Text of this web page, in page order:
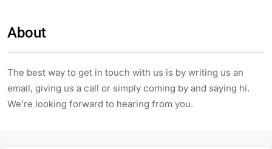
About
The best way to get in touch with us is by writing us an
email, giving us a call or simply coming by and saying hi.
We’re looking forward to hearing from you.